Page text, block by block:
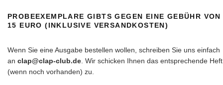
PROBEEXEMPLARE GIBTS GEGEN EINE GEBÜHR VON
15 EURO (INKLUSIVE VERSANDKOSTEN)
Wenn Sie eine Ausgabe bestellen wollen, schreiben Sie uns einfach
an clap@clap-club.de . Wir schicken Ihnen das entsprechende Heft
(wenn noch vorhanden) zu.